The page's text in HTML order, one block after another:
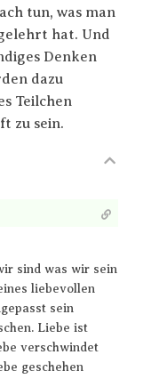
tun, was man
hat. Und
Denken
dazu
Teilchen
zu sein.
sind was wir sein
liebevollen
sein
Liebe ist
verschwindet
geschehen